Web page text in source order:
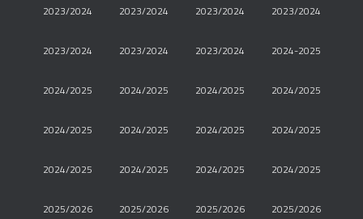
2023/2024 2023/2024 2023/2024 2023/2024
2023/2024 2023/2024 2023/2024 2024-2025
2024/2025 2024/2025 2024/2025 2024/2025
2024/2025 2024/2025 2024/2025 2024/2025
2024/2025 2024/2025 2024/2025 2024/2025
2025/2026 2025/2026 2025/2026 2025/2026